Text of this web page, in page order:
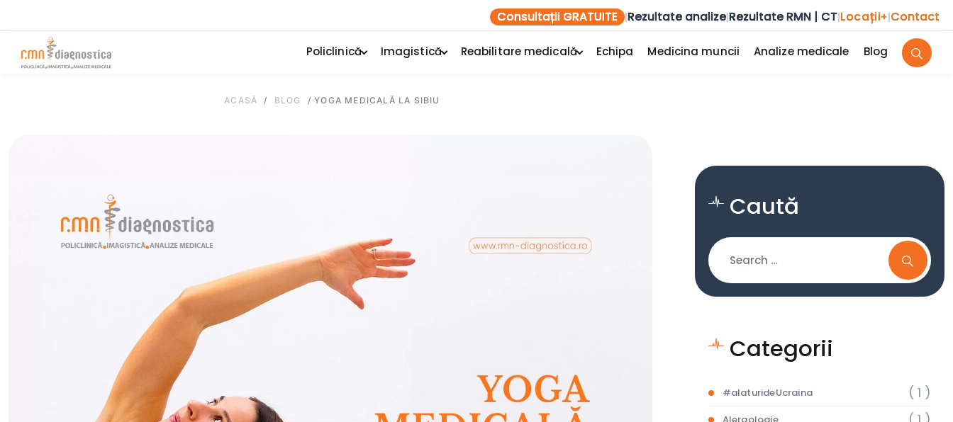
Consultații GRATUITE |Rezultate analize|Rezultate RMN | CT|Locații+|Contact
Policlinică Imagistică Reabilitare medicală Echipa Medicina muncii Analize medicale Blog
ACASĂ / BLOG /YOGA MEDICALĂ LA SIBIU
Caută
Categorii
#alaturideUcraina ( 1 )